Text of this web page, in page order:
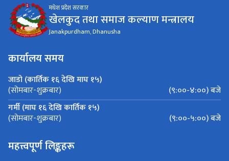
मधेश प्रदेश सरकार
खेलकुद तथा समाज कल्याण मन्त्रालय
Janakpurdham, Dhanusha
कार्यालय समय
जाडो (कार्तिक १६ देखि माघ १५)
(सोमबार-शुक्रबार)
(९:००-४:००) बजे
गर्मी (माघ १६ देखि कार्तिक १५)
(सोमबार-शुक्रबार) (९:००-५:००) बजे
महत्त्वपूर्ण लिङ्कहरू